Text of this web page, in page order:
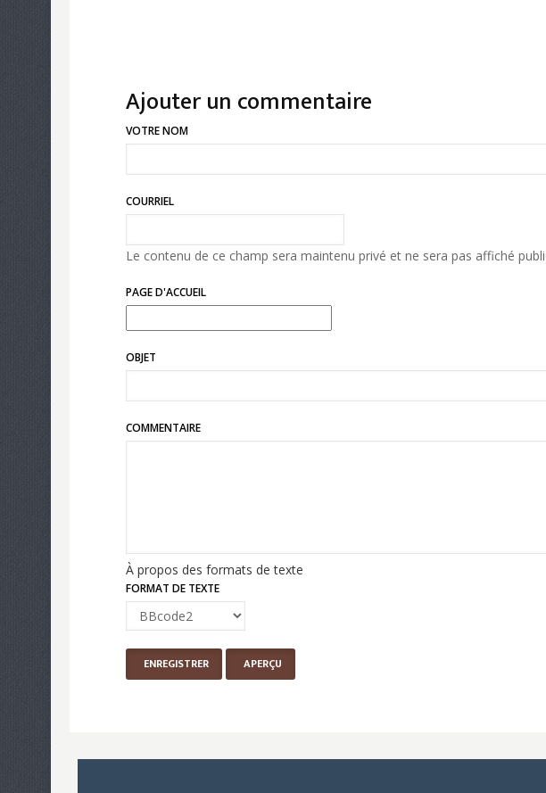
Ajouter un commentaire
VOTRE NOM
COURRIEL
Le contenu de ce champ sera maintenu privé et ne sera pas affiché
PAGE D'ACCUEIL
OBJET
COMMENTAIRE
À propos des formats de texte
FORMAT DE TEXTE